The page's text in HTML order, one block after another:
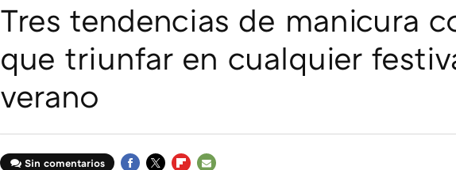
Tres tendencias de manicura
que triunfar en cualquier
verano
Sin comentarios